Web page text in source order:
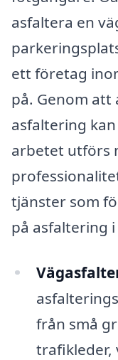
asfaltera en
ett företag
på. Genom
asfaltering
arbetet utförs
tjänster som
på asfaltering
från små
trafikleder,